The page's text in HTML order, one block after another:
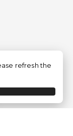
refresh the